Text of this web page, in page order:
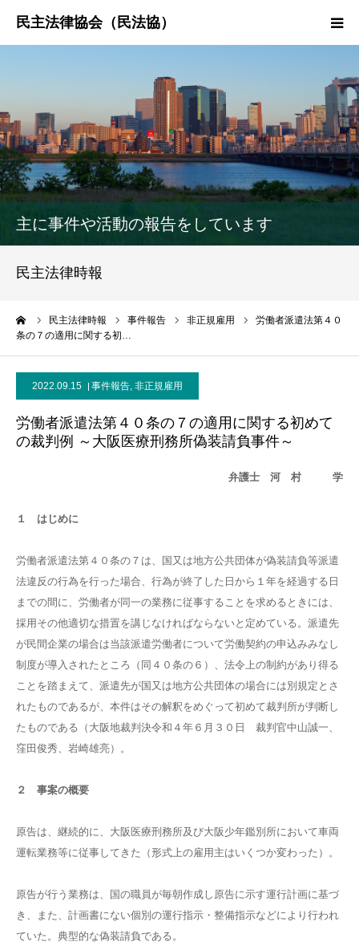
主に事件や活動の報告をしています
民主法律時報
民主法律時報 事件報告 非正規雇用
労働者派遣法第４０
条の７の適用に関する初…
2022.09.15 事件報告, 非正規雇用
労働者派遣法第４０条の７の適用に関する初めて
の裁判例 ～大阪医療刑務所偽装請負事件～
弁護士 河 村 学
１ はじめに
労働者派遣法第４０条の７は、国又は地方公共団体が偽装請負等派遣
法違反の行為を行った場合、行為が終了した日から１年を経過する日
までの間に、労働者が同一の業務に従事することを求めるときには、
採用その他適切な措置を講じなければならないと定めている。派遣先
が民間企業の場合は当該派遣労働者について労働契約の申込みみなし
制度が導入されたところ（同４０条の６）、法令上の制約があり得る
ことを踏まえて、派遣先が国又は地方公共団体の場合には別規定とさ
れたものであるが、本件はその解釈をめぐって初めて裁判所が判断し
たものである（大阪地裁判決令和４年６月３０日 裁判官中山誠一、
窪田俊秀、岩崎雄亮）。
２ 事案の概要
原告は、継続的に、大阪医療刑務所及び大阪少年鑑別所において車両
運転業務等に従事してきた（形式上の雇用主はいくつか変わった）。
原告が行う業務は、国の職員が毎朝作成し原告に示す運行計画に基づ
き、また、計画書にない個別の運行指示・整備指示などにより行われ
ていた。典型的な偽装請負である。
民法協とは
民主法律時報
決議・声明・意見書